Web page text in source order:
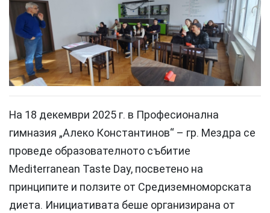
На 18 декември 2025 г. в Професионална
гимназия „Алеко Константинов“ – гр. Мездра се
проведе образователното събитие
Mediterranean Taste Day, посветено на
принципите и ползите от Средиземноморската
диета. Инициативата беше организирана от